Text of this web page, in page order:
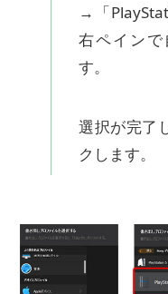
→「
右ペイン
す。
選択が完了
クします。